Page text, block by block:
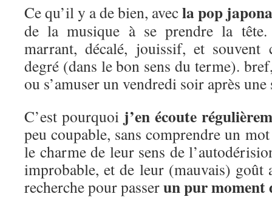
Ce qu’il y a de bien, avecla pop
de la musique à se prendre la tête.
marrant, décalé, jouissif, et souvent
degré (dans le bon sens du terme).
ou s’amuser un vendredi soir après
C’est pourquoi j’en écoute
peu coupable, sans comprendre un
le charme de leur sens de
improbable, et de leur (mauvais) goût
recherche pour passerun pur moment